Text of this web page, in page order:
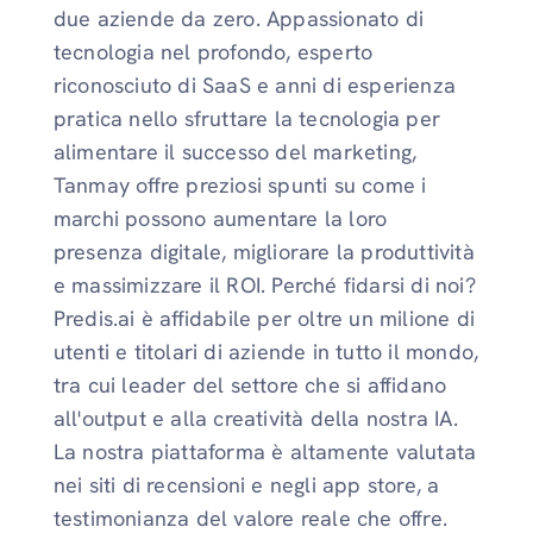
due aziende da zero. Appassionato di
tecnologia nel profondo, esperto
riconosciuto di SaaS e anni di esperienza
pratica nello sfruttare la tecnologia per
alimentare il successo del marketing,
Tanmay offre preziosi spunti su come i
marchi possono aumentare la loro
presenza digitale, migliorare la produttività
e massimizzare il ROI. Perché fidarsi di noi?
Predis.ai è affidabile per oltre un milione di
utenti e titolari di aziende in tutto il mondo,
tra cui leader del settore che si affidano
all'output e alla creatività della nostra IA.
La nostra piattaforma è altamente valutata
nei siti di recensioni e negli app store, a
testimonianza del valore reale che offre.